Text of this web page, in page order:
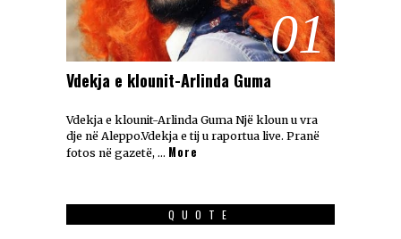
01
Vdekja e klounit-Arlinda Guma
Vdekja e klounit-Arlinda Guma Një kloun u vra
dje në Aleppo.Vdekja e tij u raportua live. Pranë
fotos në gazetë, … More
QUOTE